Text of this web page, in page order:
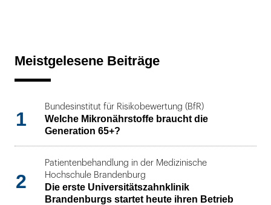
Meistgelesene Beiträge
1
Bundesinstitut für Risikobewertung (BfR)
Welche Mikronährstoffe braucht die
Generation 65+?
2
Patientenbehandlung in der Medizinische
Hochschule Brandenburg
Die erste Universitätszahnklinik
Brandenburgs startet heute ihren Betrieb